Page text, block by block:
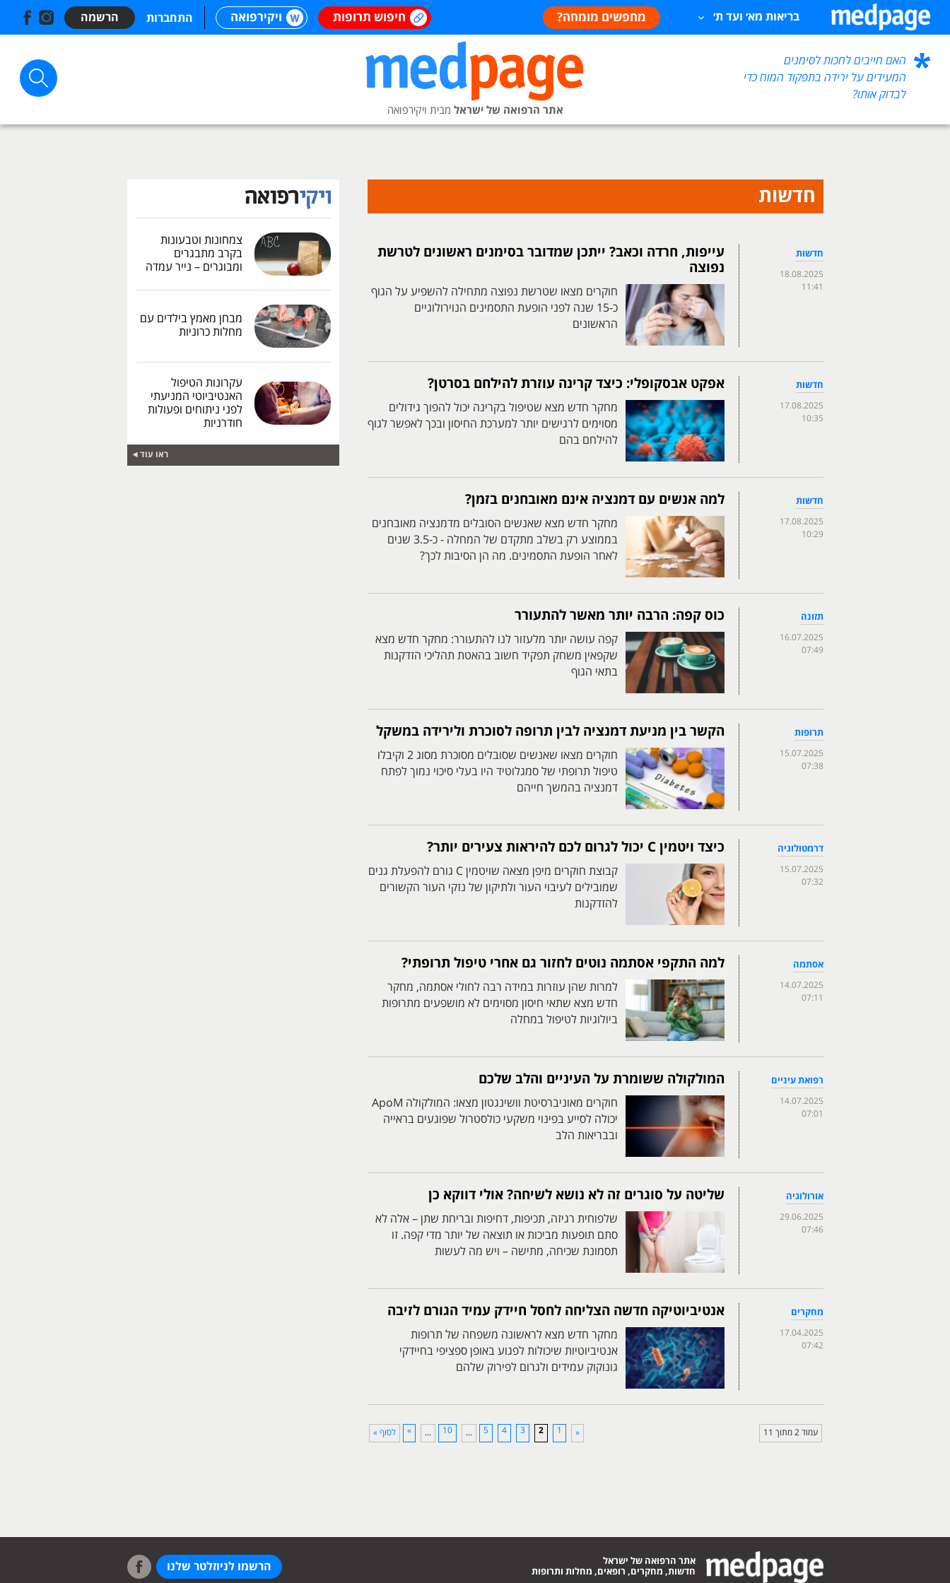
בריאות מא׳ ועד ת׳ מחפשים מומחה? חיפוש תרופות ויקירפואה התחברות הרשמה
האם חייבים לחכות לסימנים
המעידים על ירידה בתפקוד המוח כדי
לבדוק אותו?
אתר הרפואה של ישראל מבית ויקירפואה
חדשות
חדשות
18.08.2025
11:41
עייפות, חרדה וכאב? ייתכן שמדובר בסימנים ראשונים לטרשת
נפוצה
חוקרים מצאו שטרשת נפוצה מתחילה להשפיע על הגוף
כ-15 שנה לפני הופעת התסמינים הנוירולוגיים
הראשונים
חדשות
17.08.2025
10:35
אפקט אבסקופלי: כיצד קרינה עוזרת להילחם בסרטן?
מחקר חדש מצא שטיפול בקרינה יכול להפוך גידולים
מסוימים לרגישים יותר למערכת החיסון ובכך לאפשר לגוף
להילחם בהם
חדשות
17.08.2025
10:29
למה אנשים עם דמנציה אינם מאובחנים בזמן?
מחקר חדש מצא שאנשים הסובלים מדמנציה מאובחנים
בממוצע רק בשלב מתקדם של המחלה - כ-3.5 שנים
לאחר הופעת התסמינים. מה הן הסיבות לכך?
תזונה
16.07.2025
07:49
כוס קפה: הרבה יותר מאשר להתעורר
קפה עושה יותר מלעזור לנו להתעורר: מחקר חדש מצא
שקפאין משחק תפקיד חשוב בהאטת תהליכי הזדקנות
בתאי הגוף
תרופות
15.07.2025
07:38
הקשר בין מניעת דמנציה לבין תרופה לסוכרת ולירידה במשקל
חוקרים מצאו שאנשים שסובלים מסוכרת מסוג 2 וקיבלו
טיפול תרופתי של סמגלוטיד היו בעלי סיכוי נמוך לפתח
דמנציה בהמשך חייהם
דרמטולוגיה
15.07.2025
07:32
כיצד ויטמין C יכול לגרום לכם להיראות צעירים יותר?
קבוצת חוקרים מיפן מצאה שויטמין C גורם להפעלת גנים
שמובילים לעיבוי העור ולתיקון של נזקי העור הקשורים
להזדקנות
אסתמה
14.07.2025
07:11
למה התקפי אסתמה נוטים לחזור גם אחרי טיפול תרופתי?
למרות שהן עוזרות במידה רבה לחולי אסתמה, מחקר
חדש מצא שתאי חיסון מסוימים לא מושפעים מתרופות
ביולוגיות לטיפול במחלה
רפואת עיניים
14.07.2025
07:01
המולקולה ששומרת על העיניים והלב שלכם
חוקרים מאוניברסיטת וושינגטון מצאו: המולקולה ApoM
יכולה לסייע בפינוי משקעי כולסטרול שפוגעים בראייה
ובבריאות הלב
אורולוגיה
29.06.2025
07:46
שליטה על סוגרים זה לא נושא לשיחה? אולי דווקא כן
שלפוחית רגיזה, תכיפות, דחיפות ובריחת שתן – אלה לא
סתם תופעות מביכות או תוצאה של יותר מדי קפה. זו
תסמונת שכיחה, מתישה – ויש מה לעשות
מחקרים
17.04.2025
07:42
אנטיביוטיקה חדשה הצליחה לחסל חיידק עמיד הגורם לזיבה
מחקר חדש מצא לראשונה משפחה של תרופות
אנטיביוטיות שיכולות לפגוע באופן ספציפי בחיידקי
גונוקוק עמידים ולגרום לפירוק שלהם
עמוד 2 מתוך 11 «
1
2
3
4
5
...
10
...
» לסוף »
צמחונות וטבעונות
בקרב מתבגרים
ומבוגרים – נייר עמדה
מבחן מאמץ בילדים עם
מחלות כרוניות
עקרונות הטיפול
האנטיביוטי המניעתי
לפני ניתוחים ופעולות
חודרניות
ראו עוד
אתר הרפואה של ישראל
חדשות, מחקרים, רופאים, מחלות ותרופות
הרשמו לניוזלטר שלנו